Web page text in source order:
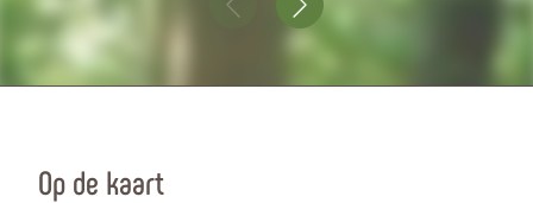
Op de kaart